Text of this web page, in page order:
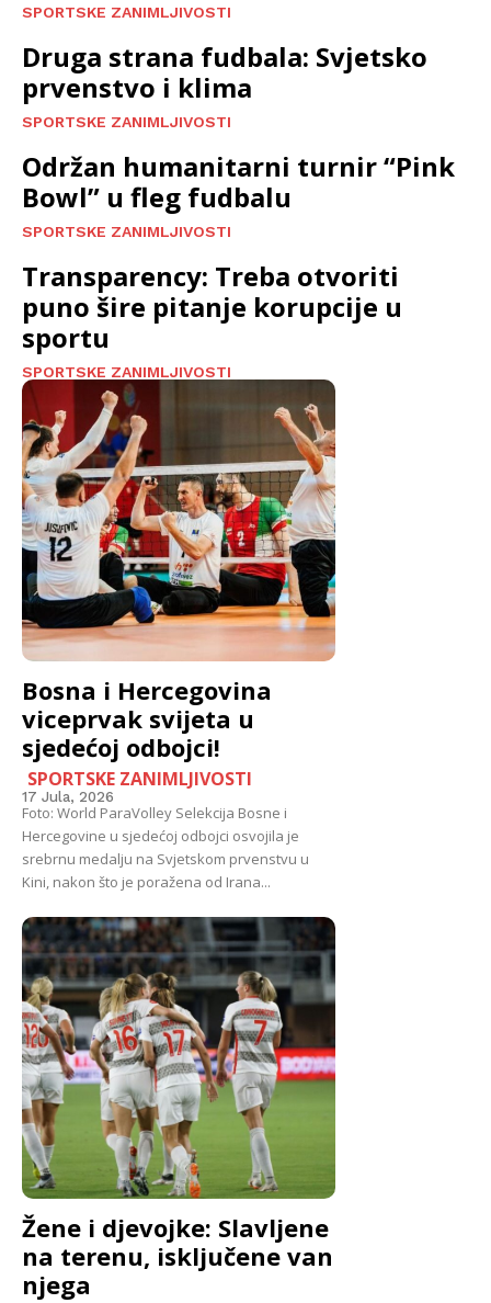
SPORTSKE ZANIMLJIVOSTI
Druga strana fudbala: Svjetsko
prvenstvo i klima
SPORTSKE ZANIMLJIVOSTI
Održan humanitarni turnir “Pink
Bowl” u fleg fudbalu
SPORTSKE ZANIMLJIVOSTI
Transparency: Treba otvoriti
puno šire pitanje korupcije u
sportu
SPORTSKE ZANIMLJIVOSTI
Bosna i Hercegovina
viceprvak svijeta u
sjedećoj odbojci!
SPORTSKE ZANIMLJIVOSTI
17 Jula, 2026
Foto: World ParaVolley Selekcija Bosne i
Hercegovine u sjedećoj odbojci osvojila je
srebrnu medalju na Svjetskom prvenstvu u
Kini, nakon što je poražena od Irana...
Žene i djevojke: Slavljene
na terenu, isključene van
njega